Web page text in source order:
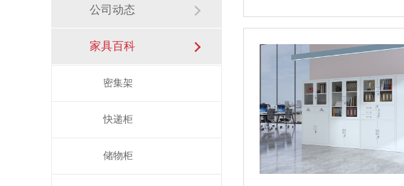
公司动态
家具百科
密集架
快递柜
储物柜